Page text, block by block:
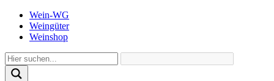
Wein-WG
Weingüter
Weinshop